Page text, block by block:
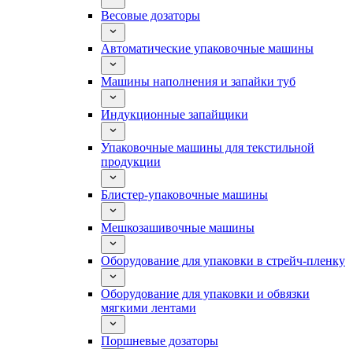
Весовые дозаторы
Автоматические упаковочные машины
Машины наполнения и запайки туб
Индукционные запайщики
Упаковочные машины для текстильной
продукции
Блистер-упаковочные машины
Мешкозашивочные машины
Оборудование для упаковки в стрейч-пленку
Оборудование для упаковки и обвязки
мягкими лентами
Поршневые дозаторы